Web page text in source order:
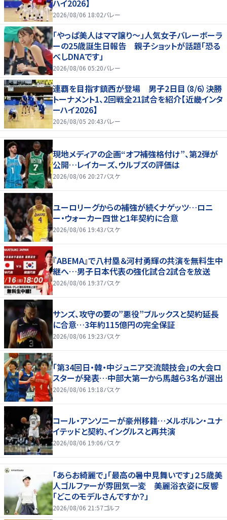
ハイ2026】
2026/08/06 18:02バレー
「やっぱ美人はママ譲り～」人気女子バレーボーラ
ーの25歳誕生日報告 親子ショットが話題「恐る
べしDNAです」
2026/08/06 05:20バレー
連覇を目指す鎮西が登場 男子2日目（8/6）決勝
トーナメント1、2回戦全21試合を紹介【近畿インタ
ーハイ2026】
2026/08/05 20:43バレー
現地メディアの企画“オフ補強格付け”、第2弾が
公開…レイカーズ、ウルブズの評価は
2026/08/06 20:27バスケ
ユーロリーグからの補強が続くナゲッツ…ロニ
ー・ウォーカー四世と1年契約に合意
2026/08/06 19:43バスケ
『ABEMA』で八村塁＆河村勇輝の共演を無料生中
継へ…男子日本代表の強化試合2試合を放送
2026/08/06 19:37バスケ
サンズ、攻守の要の”悪役”ブルックスと契約延長
に合意…3年約115億円の完全保証
2026/08/06 19:23バスケ
「第34回日・韓・中ジュニア交流競技会」の大会ロ
スターが発表…中部大第一から馬越ら3名が選出
2026/08/06 19:18バスケ
コール・アンソニーが豪州移籍…メルボルン・ユナ
イテッドと契約、イングルスと再共演
2026/08/06 19:06バスケ
「あらお綺麗で」「最高の暑中見舞いです」２５歳美
人ゴルファーが雰囲気一変 美麗浴衣姿に反響
「どこのモデルさんですか？」
2026/08/06 21:57ゴルフ